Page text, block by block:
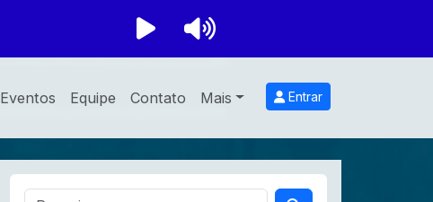
Eventos Equipe Contato Mais Entrar